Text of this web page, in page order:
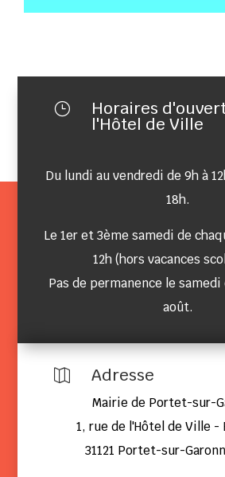
} Horaires
l'Hôtel de Ville
Du lundi au vendredi de 9h à
18h.
Le 1er et 3ème samedi de
12h (hors vacances
Pas de permanence le
août.
 Adresse
Mairie de Portet-sur-
1, rue de l'Hôtel de Ville -
31121 Portet-sur-